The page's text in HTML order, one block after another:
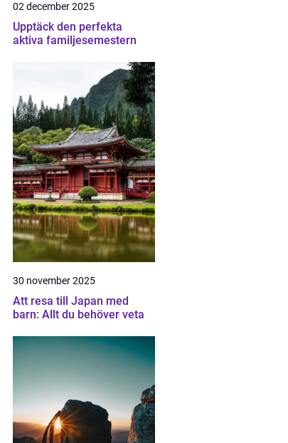
02 december 2025
Upptäck den perfekta
aktiva familjesemestern
30 november 2025
Att resa till Japan med
barn: Allt du behöver veta